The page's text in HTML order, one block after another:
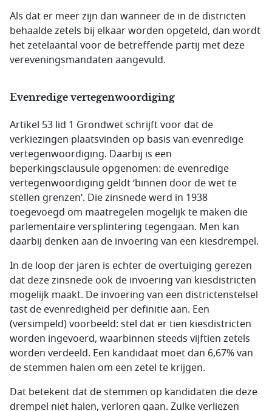
Als dat er meer zijn dan wanneer de in de districten
behaalde zetels bij elkaar worden opgeteld, dan wordt
het zetelaantal voor de betreffende partij met deze
vereveningsmandaten aangevuld.
Evenredige vertegenwoordiging
Artikel 53 lid 1 Grondwet schrijft voor dat de
verkiezingen plaatsvinden op basis van evenredige
vertegenwoordiging. Daarbij is een
beperkingsclausule opgenomen: de evenredige
vertegenwoordiging geldt ‘binnen door de wet te
stellen grenzen’. Die zinsnede werd in 1938
toegevoegd om maatregelen mogelijk te maken die
parlementaire versplintering tegengaan. Men kan
daarbij denken aan de invoering van een kiesdrempel.
In de loop der jaren is echter de overtuiging gerezen
dat deze zinsnede ook de invoering van kiesdistricten
mogelijk maakt. De invoering van een districtenstelsel
tast de evenredigheid per definitie aan. Een
(versimpeld) voorbeeld: stel dat er tien kiesdistricten
worden ingevoerd, waarbinnen steeds vijftien zetels
worden verdeeld. Een kandidaat moet dan 6,67% van
de stemmen halen om een zetel te krijgen.
Dat betekent dat de stemmen op kandidaten die deze
drempel niet halen, verloren gaan. Zulke verliezen